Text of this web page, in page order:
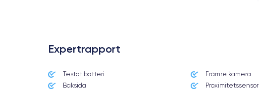
Date de sortie
7/09/2022
Expertrapport
Testat batteri Främre kamera
Baksida
Proximitetssensor